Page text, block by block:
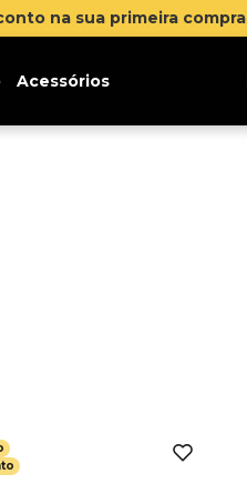
na sua primeira compra
Acessórios